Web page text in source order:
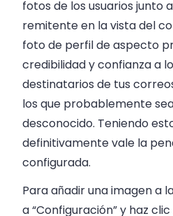
fotos de los usuarios junto
remitente en la vista del
foto de perfil de aspecto
credibilidad y confianza a
destinatarios de tus
los que probablemente
desconocido. Teniendo
definitivamente vale la
configurada.
Para añadir una imagen a
a “Configuración” y haz